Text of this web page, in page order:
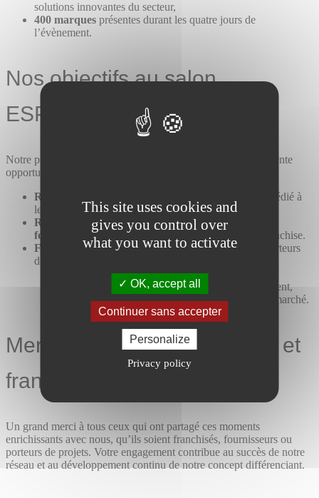
This site uses cookies and
gives you control over
what you want to activate
OK, accept all
Continuer sans accepter
Personalize
Privacy policy
solutions innovantes du secteur,
400 marques présentes durant les quatre jours de
l’évènement.
Nos objectifs au salon
ESPRITMEUBLE
Notre présence à
a été une excellente
opportunité pour :
Rassembler nos franchisés
autour d’un événement dédié à
leur métier de concepteur-agenceur.
Renforcer nos relations avec nos partenaires et
fournisseurs, piliers essentiels de notre modèle de franchise.
Faire découvrir notre concept différenciant
aux porteurs
de projet :
Un modèle sans magasin,
Axé sur la proximité et la co-création avec le client,
Pensé pour répondre aux nouvelles attentes du marché.
Merci à tous nos partenaires et
franchisés
Un grand merci à tous ceux qui ont partagé ces moments
enrichissants avec nous, qu’ils soient franchisés, fournisseurs ou
porteurs de projets. Votre engagement contribue au succès de notre
réseau et au développement continu de notre concept différenciant.